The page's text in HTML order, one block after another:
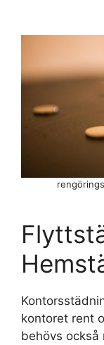
kontoret rent
behövs också